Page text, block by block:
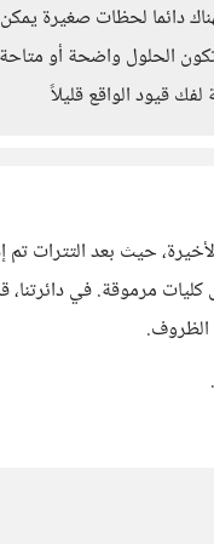
دائما لحظات صغيرة
الحلول واضحة أو
قيود الواقع قليلاً
حيث بعد التترات تم
مرموقة. في دائرتنا،
الظروف.